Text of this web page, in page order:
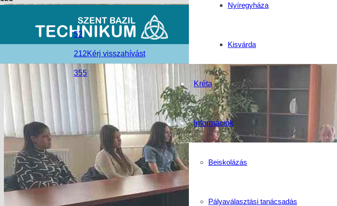
Nyíregyháza
Kisvárda
Kréta
Információk
Beiskolázás
Pályaválasztási tanácsadás
52
212
355
Kérj visszahívást